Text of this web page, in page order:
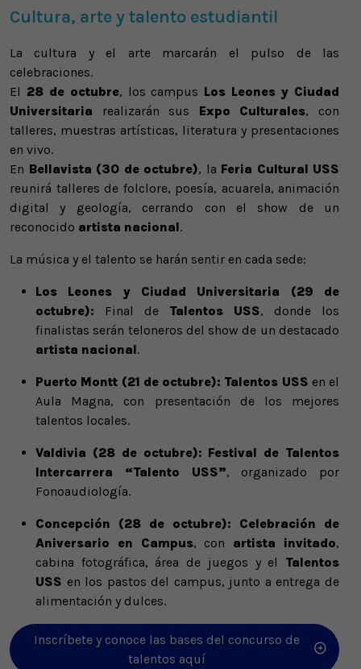
Cultura, arte y talento estudiantil
La cultura y el arte marcarán el pulso de las
celebraciones.
El 28 de octubre, los campus Los Leones y Ciudad
Universitaria
realizarán sus Expo Culturales, con
talleres, muestras artísticas, literatura y presentaciones
en vivo.
En Bellavista (30 de octubre), la Feria Cultural USS
reunirá talleres de folclore, poesía, acuarela, animación
digital y geología, cerrando con el show de un
reconocido artista nacional.
La música y el talento se harán sentir en cada sede:
Los Leones y Ciudad Universitaria (29 de
octubre): Final de Talentos USS, donde los
finalistas serán teloneros del show de un destacado
artista nacional.
Puerto Montt (21 de octubre): Talentos USS en el
Aula Magna, con presentación de los mejores
talentos locales.
Valdivia (28 de octubre): Festival de Talentos
Intercarrera “Talento USS”, organizado por
Fonoaudiología.
Concepción (28 de octubre):
Celebración de
Aniversario en Campus, con artista invitado,
cabina fotográfica, área de juegos y el Talentos
USS en los pastos del campus, junto a entrega de
alimentación y dulces.
Inscríbete y conoce las bases del concurso de
talentos aquí